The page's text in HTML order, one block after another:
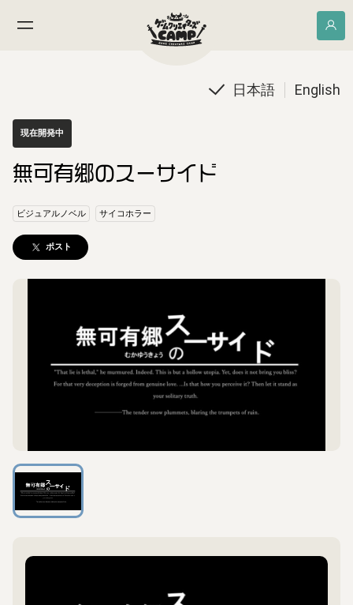
日本語 English
現在開発中
無可有郷のスーサイド
ビジュアルノベル サイコホラー
ポスト